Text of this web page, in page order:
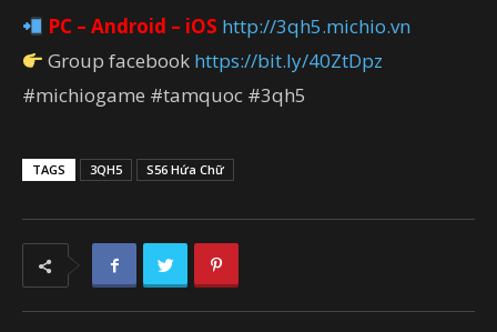
PC – Android – iOS http://3qh5.michio.vn
Group facebook https://bit.ly/40ZtDpz
#michiogame #tamquoc #3qh5
TAGS 3QH5 S56 Hứa Chữ